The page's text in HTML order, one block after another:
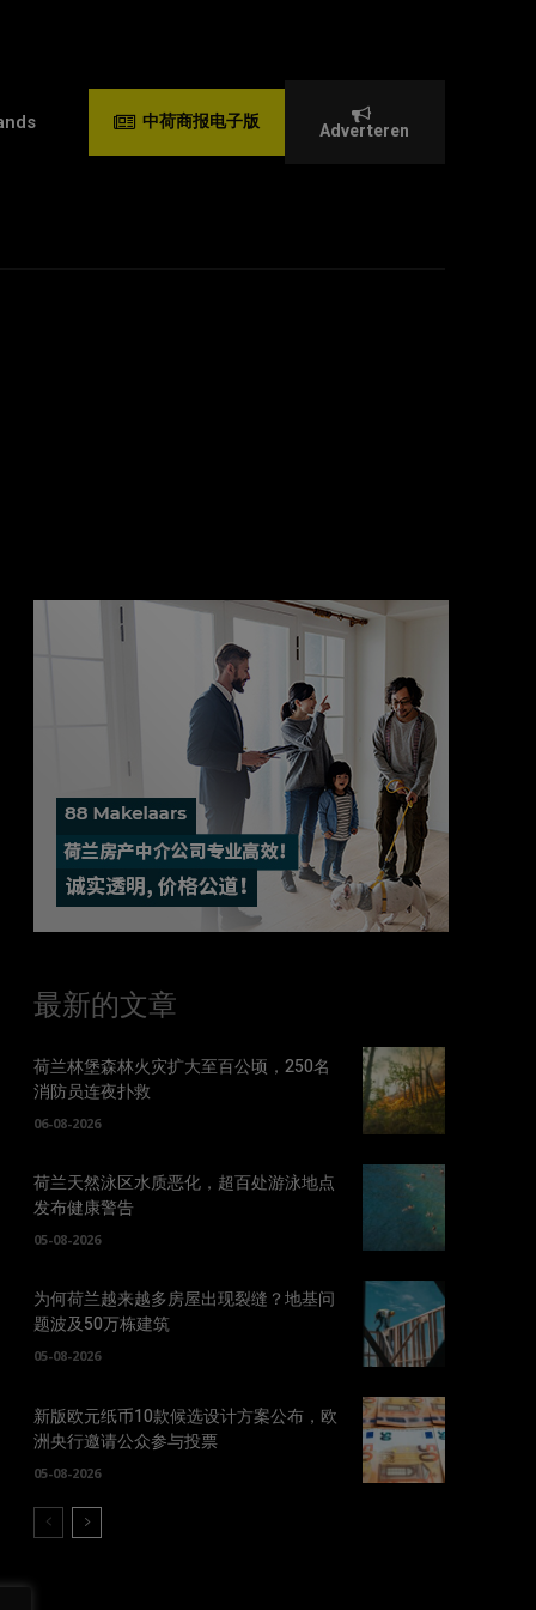
中荷商报电子版 Adverteren
最新的文章
荷兰林堡森林火灾扩大至百公顷，250名
消防员连夜扑救
06-08-2026
荷兰天然泳区水质恶化，超百处游泳地点
发布健康警告
05-08-2026
为何荷兰越来越多房屋出现裂缝？地基问
题波及50万栋建筑
05-08-2026
新版欧元纸币10款候选设计方案公布，欧
洲央行邀请公众参与投票
05-08-2026